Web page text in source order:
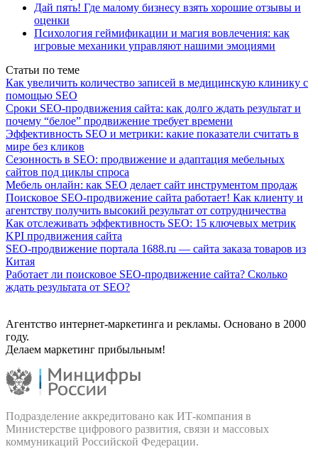
Дай пять! Где малому бизнесу взять хорошие отзывы и
оценки
Психология геймификации и магия вовлечения: как
игровые механики управляют нашими эмоциями
Статьи по теме
Как увеличить количество записей в медицинскую клинику с
помощью SEO
Сроки SEO-продвижения сайта: как долго ждать результат и
почему “белое” продвижение требует времени
Эффективность SEO и метрики: какие показатели считать в
мире без кликов
Сезонность в SEO: продвижение и адаптация мебельных
сайтов под циклы спроса
Мебель онлайн: как SEO делает сайт инструментом продаж
Поисковое SEO-продвижение сайта работает! Как клиенту и
агентству получить высокий результат от сотрудничества
Как отслеживать эффективность SEO: 15 ключевых метрик
KPI продвижения сайта
SEO-продвижение портала 1688.ru — сайта заказа товаров из
Китая
Работает ли поисковое SEO-продвижение сайта? Сколько
ждать результата от SEO?
Агентство интернет-маркетинга и рекламы. Основано в 2000
году.
Делаем маркетинг прибыльным!
Подразделение аккредитовано как ИТ‑компания в
Министерстве цифрового развития, связи и массовых
коммуникаций Российской Федерации.